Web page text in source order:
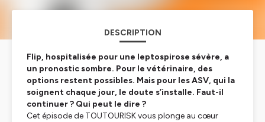
DESCRIPTION
Flip, hospitalisée pour une leptospirose sévère, a
un pronostic sombre. Pour le vétérinaire, des
options restent possibles. Mais pour les ASV, qui la
soignent chaque jour, le doute s’installe. Faut-il
continuer ? Qui peut le dire ?
Cet épisode de TOUTOURISK vous plonge au cœur